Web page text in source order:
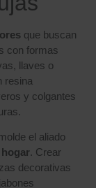
que buscan
con formas
llaves o
resina
y colgantes
el aliado
. Crear
decorativas